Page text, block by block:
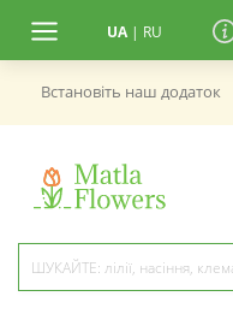
UA | RU
Встановiть наш додаток